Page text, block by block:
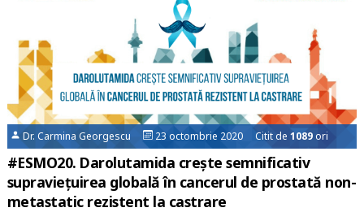
Dr. Carmina Georgescu 23 octombrie 2020 Citit de1089 ori
#ESMO20. Darolutamida crește semnificativ
supraviețuirea globală în cancerul de prostată non-
metastatic rezistent la castrare